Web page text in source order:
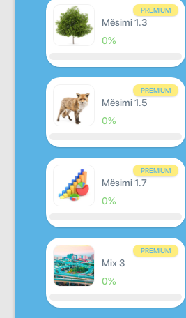
PREMIUM
Mësimi 1.3
0%
PREMIUM
Mësimi 1.5
0%
PREMIUM
Mësimi 1.7
0%
PREMIUM
Mix 3
0%